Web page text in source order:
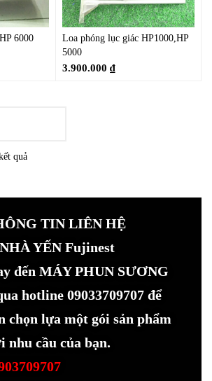
6000
Loa phóng lục giác HP1000,HP
5000
3.900.000 ₫
quả
TIN LIÊN HỆ
YẾN Fujinest
đến MÁY PHUN SƯƠNG
hotline 09033709707 để
chọn lựa một gói sản phẩm
nhu cầu của bạn.